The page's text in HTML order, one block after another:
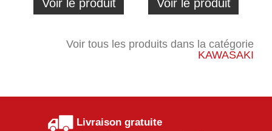
Voir le produit Voir le produit
Voir tous les produits dans la catégorie
KAWASAKI
Livraison gratuite